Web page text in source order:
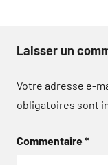
Laisser un
Votre adresse e-
obligatoires sont
Commentaire*